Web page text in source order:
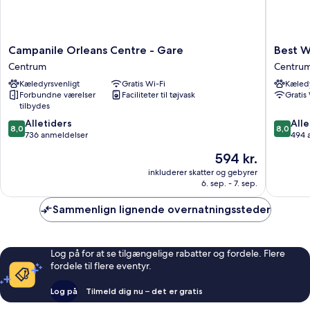
Campanile
Orleans
Centre
-
Gare
Centrum
Campanile Orleans Centre - Gare
Centrum
Kæledyrsvenligt
Gratis Wi-Fi
Forbundne værelser
tilbydes
Faciliteter til tøjvask
8.0
ud
anmeldelser
8,0 Alletiders
736 anmeldelser
Prisen
594 kr.
594 kr.
inkluderer skatter og gebyrer
6. sep. - 7. sep.
Best
Western
Hotel
d'Arc
Best
Gratis
8.0
ud
8,0
494
Sammenlign lignende overnatningssteder
Log på for at se tilgængelige rabatter og fordele. Flere
fordele til flere eventyr.
Log på Tilmeld dig nu – det er gratis